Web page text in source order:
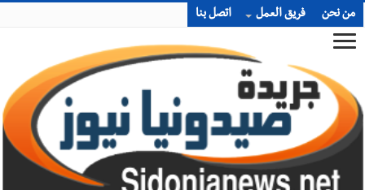
من نحن فريق العمل اتصل بنا